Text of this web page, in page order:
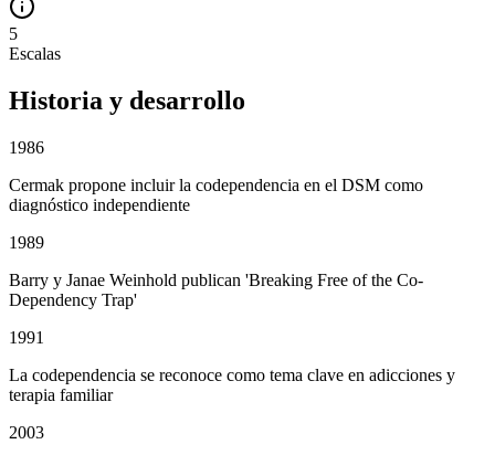
5
Escalas
Historia y desarrollo
1986
Cermak propone incluir la codependencia en el DSM como
diagnóstico independiente
1989
Barry y Janae Weinhold publican 'Breaking Free of the Co-
Dependency Trap'
1991
La codependencia se reconoce como tema clave en adicciones y
terapia familiar
2003